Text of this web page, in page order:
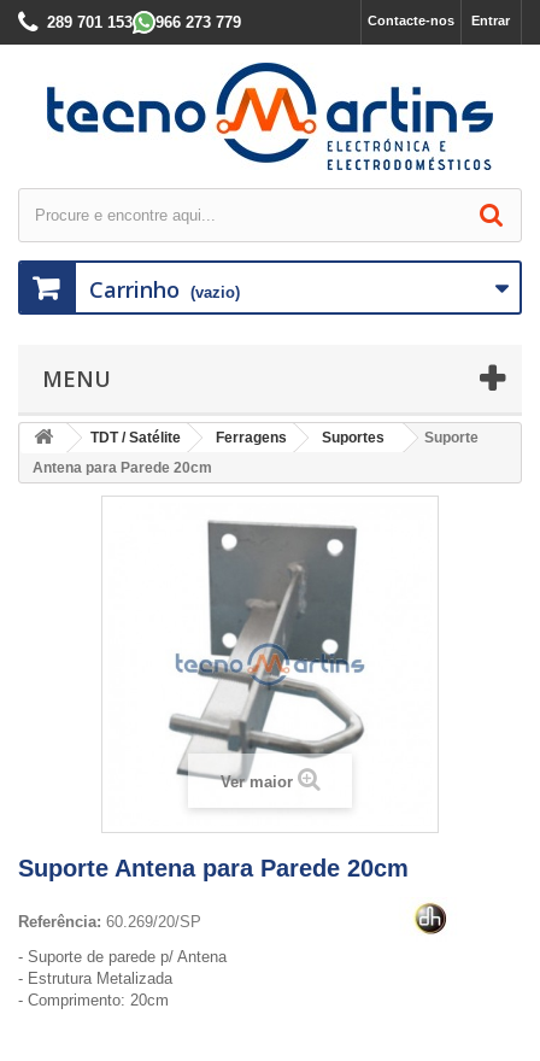
Entrar
Contacte-nos
289 701 153 966 273 779
Carrinho (vazio)
MENU
TDT / Satélite Ferragens Suportes
Suporte
Antena para Parede 20cm
Ver maior
Suporte Antena para Parede 20cm
Referência: 60.269/20/SP
- Suporte de parede p/ Antena
- Estrutura Metalizada
- Comprimento: 20cm